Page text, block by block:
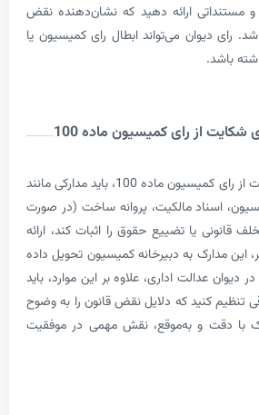
دهید که نشان‌دهنده نقض
ابطال رای کمیسیون یا
کمیسیون ماده 100
برای ثبت اعتراض یا شکایت از رای کمیسیون ماده 100، باید مدارکی مانند
پروانه ساخت (در صورت
حقوق را اثبات کند، ارائه
دبیرخانه کمیسیون تحویل داده
علاوه بر این موارد، باید
دلایل نقض قانون را به وضوح
نقش مهمی در موفقیت